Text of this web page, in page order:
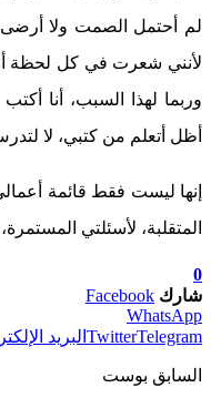
لم أحتمل الصمت ولا أرضى
لأنني شعرت في كل لحظة
وربما لهذا السبب، أنا
أظل أتعلم من كتبي، لا
إنها ليست فقط قائمة
المتقلبة، لأسئلتي
0
شارك Facebook
WhatsApp
TwitterTelegram البريد
السابق بوست